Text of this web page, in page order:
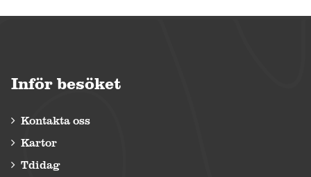
Inför besöket
Kontakta oss
Kartor
Tdidag